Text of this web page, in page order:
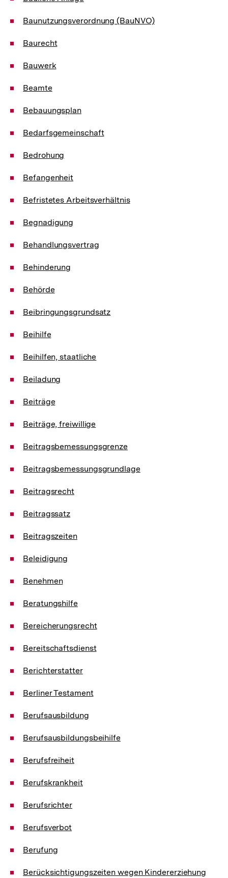
Baunutzungsverordnung (BauNVO)
Baurecht
Bauwerk
Beamte
Bebauungsplan
Bedarfsgemeinschaft
Bedrohung
Befangenheit
Befristetes Arbeitsverhältnis
Begnadigung
Behandlungsvertrag
Behinderung
Behörde
Beibringungsgrundsatz
Beihilfe
Beihilfen, staatliche
Beiladung
Beiträge
Beiträge, freiwillige
Beitragsbemessungsgrenze
Beitragsbemessungsgrundlage
Beitragsrecht
Beitragssatz
Beitragszeiten
Beleidigung
Benehmen
Beratungshilfe
Bereicherungsrecht
Bereitschaftsdienst
Berichterstatter
Berliner Testament
Berufsausbildung
Berufsausbildungsbeihilfe
Berufsfreiheit
Berufskrankheit
Berufsrichter
Berufsverbot
Berufung
Berücksichtigungszeiten wegen Kindererziehung